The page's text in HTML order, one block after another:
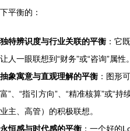
下平衡的：
独特辨识度与行业关联的平衡 ：它
让人一眼联想到“财务”或“咨询”属性。
抽象寓意与直观理解的平衡 ：图形
富”、“指引方向”、“精准核算”或“
业主、高管）的积极联想。
永恒感与时代感的平衡 ：一个好的